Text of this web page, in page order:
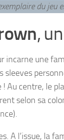
du
,
incarne une
sleeves
Au centre, le
selon sa
A l’issue, la